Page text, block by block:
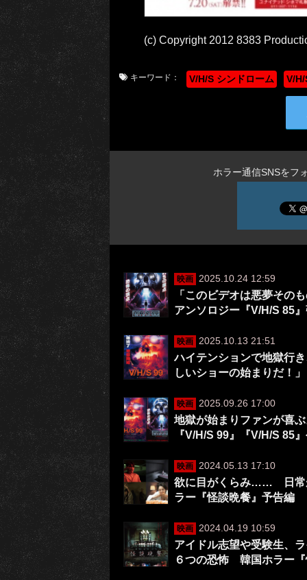
(c) Copyright 2012 8383
キーワード： V/H/S シンドローム V/H/
ホラー通信SNSをフ
映画 2025.10.24 12:59
「このビデオは悪夢その
アンソロジー『V/H/S 85
映画 2025.10.13 21:51
ハイテンションで地獄行
しいショーの始まりだ！」
映画 2025.09.26 17:00
地獄が始まりファンが喜
『V/H/S 99』『V/H/S 85
映画 2024.05.13 17:10
欲に目がくらみ…… 日常
ラー『怪談晩餐』予告編
映画 2024.04.19 10:59
アイドル志望や受験生、
６つの恐怖 韓国ホラー